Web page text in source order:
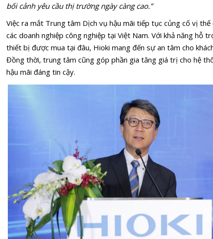
bối cảnh yêu cầu thị trường ngày càng cao.”
Việc ra mắt Trung tâm Dịch vụ hậu mãi tiếp tục củng cố vị
các doanh nghiệp công nghiệp tại Việt Nam. Với khả năng hỗ
thiết bị được mua tại đâu, Hioki mang đến sự an tâm cho
Đồng thời, trung tâm cũng góp phần gia tăng giá trị cho hệ
hậu mãi đáng tin cậy.